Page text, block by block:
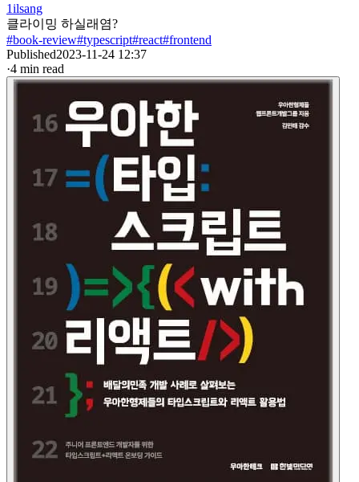
1ilsang
클라이밍 하실래염?
#book-review#typescript#react#frontend
Published2023-11-24 12:37
·4 min read